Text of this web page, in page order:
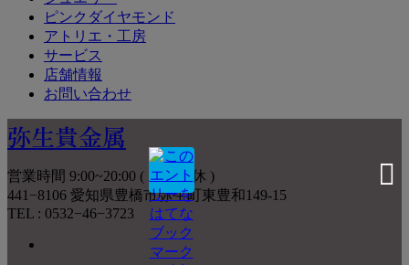
ピンクダイヤモンド
アトリエ・工房
サービス
店舗情報
お問い合わせ
弥生貴金属
営業時間 9:00~20:00 ( 水曜定休 )
441−8106 愛知県豊橋市弥生町東豊和149-15
TEL : 0532−46−3723